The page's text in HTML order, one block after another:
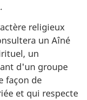
religieux
un Aîné
un
d'un groupe
façon de
et qui respecte